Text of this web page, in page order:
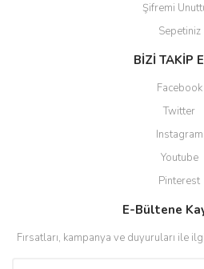
Şifremi
Sepetiniz
BİZİ TAKİP
Facebook
Twitter
Instagram
Youtube
Pinterest
E-Bültene
Fırsatları, kampanya ve duyuruları ile